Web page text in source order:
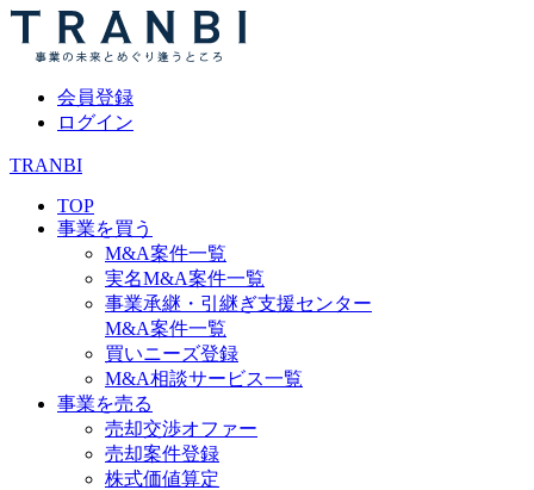
会員登録
ログイン
TRANBI
TOP
事業を買う
M&A案件一覧
実名M&A案件一覧
事業承継・引継ぎ支援センター
M&A案件一覧
買いニーズ登録
M&A相談サービス一覧
事業を売る
売却交渉オファー
売却案件登録
株式価値算定